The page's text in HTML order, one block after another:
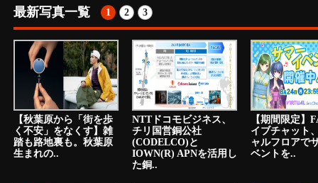
最新写真一覧 1 2 3
【秋葉原から「街を歩
く不安」をなくす】雑
踏も路地裏も。秋葉原
生まれの..
NTTドコモビジネス、
チリ国営銅公社
(CODELCO)と
IOWN(R) APNを活用し
た銅..
【期間限定】
イブチャット
ャルフロアで
ベントを..